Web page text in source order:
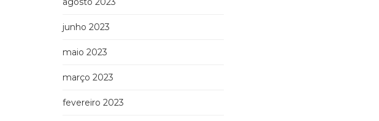
junho 2023
maio 2023
março 2023
fevereiro 2023